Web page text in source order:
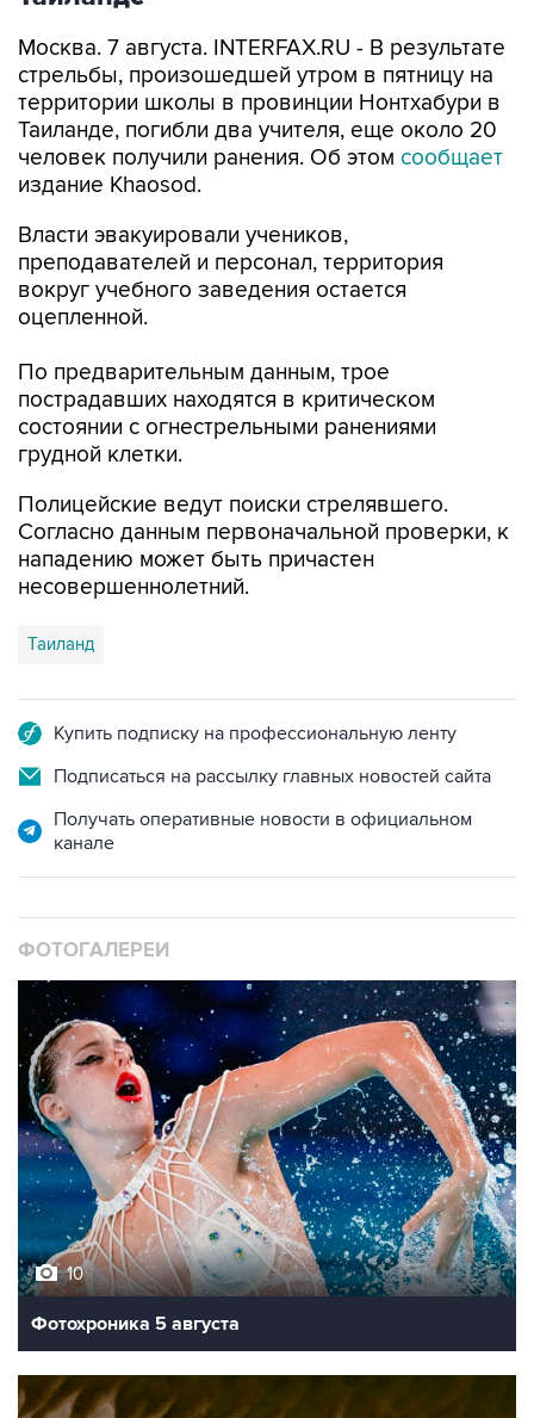
территории школы в провинции Нонтхабури в
Таиланде, погибли два учителя, еще около 20
человек получили ранения. Об этомсообщает
издание Khaosod.
Власти эвакуировали учеников,
вокруг учебного заведения остается
оцепленной.
По предварительным данным, трое
состоянии с огнестрельными ранениями
грудной клетки.
Полицейские ведут поиски стрелявшего.
нападению может быть причастен
несовершеннолетний.
Таиланд
Подписаться на рассылку главных новостей сайта
Получать оперативные новости в официальном
канале
10
Фотохроника 5 августа